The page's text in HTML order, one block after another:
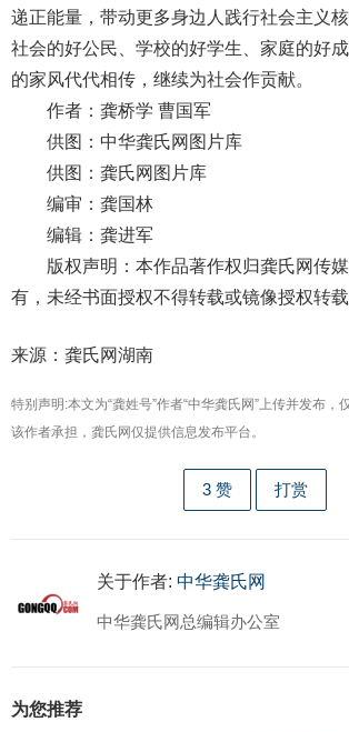
递正能量，带动更多身边人践行社会主义
社会的好公民、学校的好学生、家庭的好
的家风代代相传，继续为社会作贡献。
作者：龚桥学 曹国军
供图：中华龚氏网图片库
供图：龚氏网图片库
编审：龚国林
编辑：龚进军
版权声明：本作品著作权归龚氏网传
有，未经书面授权不得转载或镜像授权转载
来源：龚氏网湖南
特别声明:本文为“龚姓号”作者“中华龚氏网”上传并发布，
该作者承担，龚氏网仅提供信息发布平台。
3 赞 打赏
关于作者: 中华龚氏网
中华龚氏网总编辑办公室
为您推荐